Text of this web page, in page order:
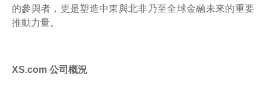
的參與者，更是塑造中東與北非乃至全球金融未來的重要
推動力量。
XS.com 公司概況